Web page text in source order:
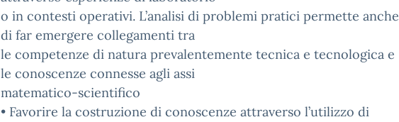
o in contesti operativi. L’analisi di problemi pratici permette anche
di far emergere collegamenti tra
le competenze di natura prevalentemente tecnica e tecnologica e
le conoscenze connesse agli assi
matematico-scientifico
• Favorire la costruzione di conoscenze attraverso l’utilizzo di